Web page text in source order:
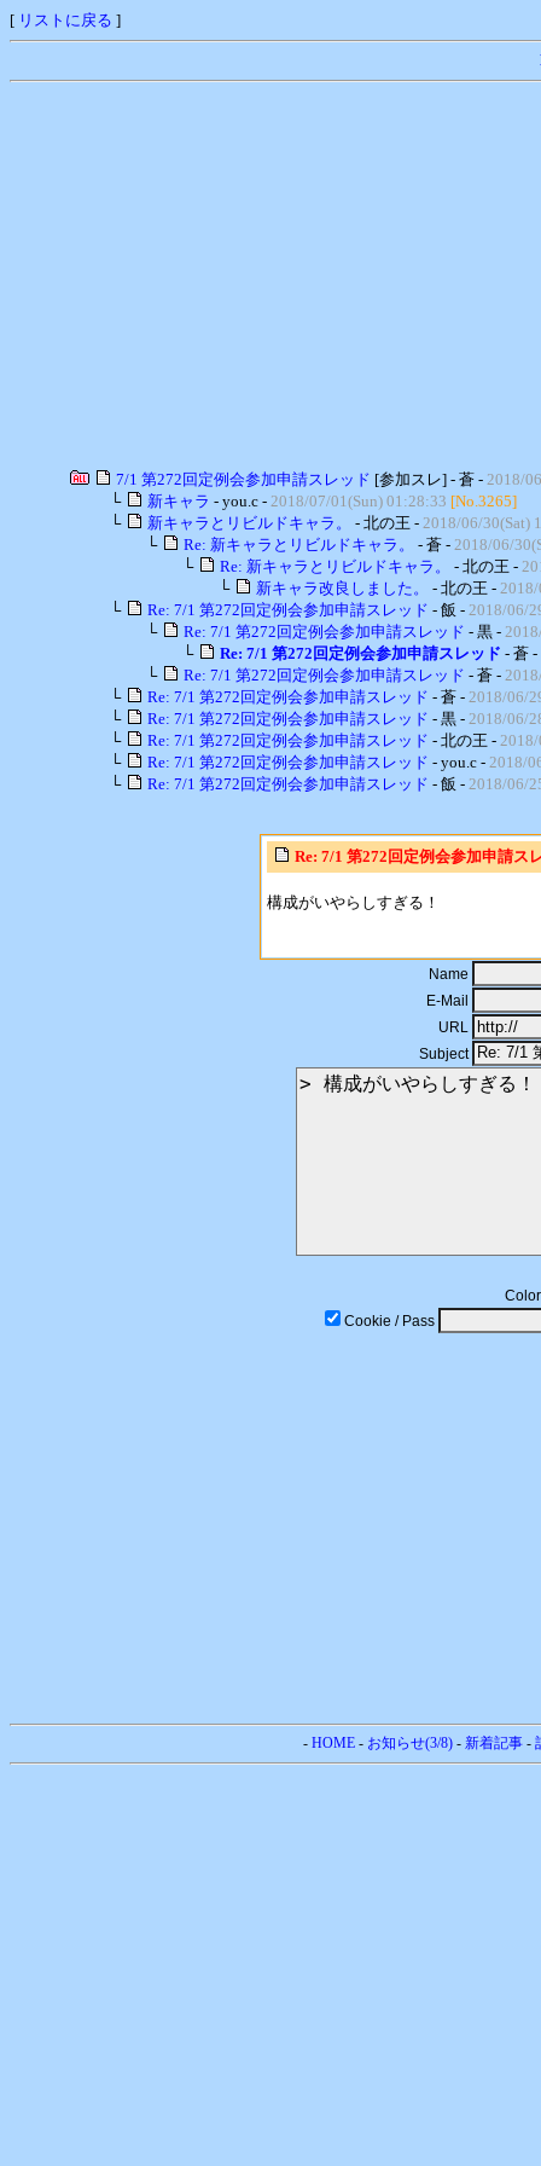
[ リストに戻る ]
7/1 第272回定例会参加申請スレッド [参加スレ] - 蒼 - 2018/
└
新キャラ - you.c - 2018/07/01(Sun) 01:28:33 [No.3265]
└
新キャラとリビルドキャラ。 - 北の王 - 2018/06/30(Sat)
└
Re: 新キャラとリビルドキャラ。 - 蒼 - 2018/06/
└
Re: 新キャラとリビルドキャラ。 - 北の王 -
└
新キャラ改良しました。 - 北の王 -
└
Re: 7/1 第272回定例会参加申請スレッド - 飯 - 2018/06/
└
Re: 7/1 第272回定例会参加申請スレッド - 黒 -
└
Re: 7/1 第272回定例会参加申請スレッド - 蒼 -
└
Re: 7/1 第272回定例会参加申請スレッド - 蒼 -
└
Re: 7/1 第272回定例会参加申請スレッド - 蒼 - 2018/06/
└
Re: 7/1 第272回定例会参加申請スレッド - 黒 - 2018/06/
└
Re: 7/1 第272回定例会参加申請スレッド - 北の王 -
└
Re: 7/1 第272回定例会参加申請スレッド - you.c - 2018/
└
Re: 7/1 第272回定例会参加申請スレッド - 飯 - 2018/06/
Re: 7/1 第272回定例会参加申請ス
構成がいやらしすぎる！
Name
E-Mail
URL
Subject
Color
Cookie / Pass
- HOME- お知らせ(3/8)- 新着記事-